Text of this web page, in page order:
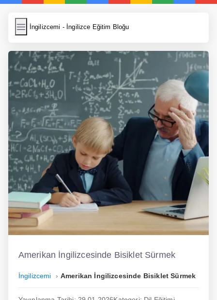
İngilizcemi - İngilizce Eğitim Bloğu
İngilizcemi
Resim Yükle
Wordpress Cache
Anasayfa
İngilizce Yemek Tarifleri
İngilizce Şarkı Sözleri
5 Günde İngilizce
Bilinçaltı İngilizce
İngilizce Biyografiler
İngilizce
Dil Eğitimi
Amerikan İngilizcesinde Bisiklet Sürmek
İngilizcemi Amerikan İngilizcesinde Bisiklet Sürmek